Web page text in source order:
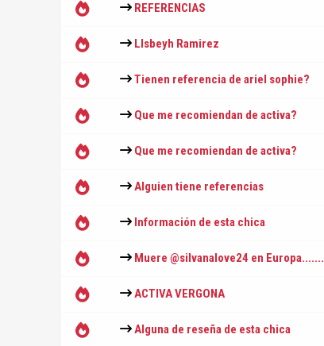
REFERENCIAS
LIsbeyh Ramirez
Tienen referencia de ariel sophie?
Que me recomiendan de activa?
Que me recomiendan de activa?
Alguien tiene referencias
Información de esta chica
Muere @silvanalove24 en Europa.......
ACTIVA VERGONA
Alguna de reseña de esta chica